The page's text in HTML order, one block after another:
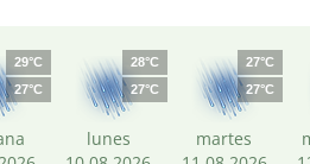
29°C
27°C
28°C
27°C
lunes
27°C
27°C
martes